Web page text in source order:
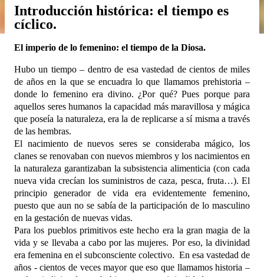
Introducción histórica: el tiempo es
cíclico.
El imperio de lo femenino: el tiempo de la Diosa.
Hubo un tiempo – dentro de esa vastedad de cientos de miles
de años en la que se encuadra lo que llamamos prehistoria –
donde lo femenino era divino. ¿Por qué? Pues porque para
aquellos seres humanos la capacidad más maravillosa y mágica
que poseía la naturaleza, era la de replicarse a sí misma a través
de las hembras.
El nacimiento de nuevos seres se consideraba mágico, los
clanes se renovaban con nuevos miembros y los nacimientos en
la naturaleza garantizaban la subsistencia alimenticia (con cada
nueva vida crecían los suministros de caza, pesca, fruta…). El
principio generador de vida era evidentemente femenino,
puesto que aun no se sabía de la participación de lo masculino
en la gestación de nuevas vidas.
Para los pueblos primitivos este hecho era la gran magia de la
vida y se llevaba a cabo por las mujeres. Por eso, la divinidad
era femenina en el subconsciente colectivo. En esa vastedad de
años - cientos de veces mayor que eso que llamamos historia –